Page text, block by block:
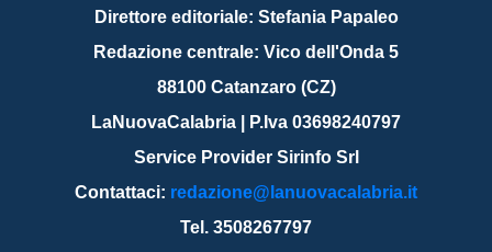
Direttore editoriale: Stefania Papaleo
Redazione centrale: Vico dell'Onda 5
88100 Catanzaro (CZ)
LaNuovaCalabria | P.Iva 03698240797
Service Provider Sirinfo Srl
Contattaci: redazione@lanuovacalabria.it
Tel. 3508267797